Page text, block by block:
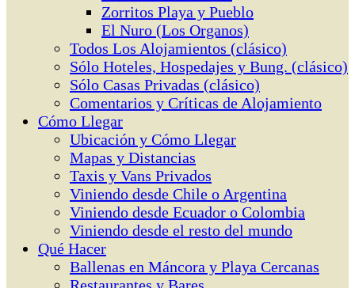
Zorritos Playa y Pueblo
El Nuro (Los Organos)
Todos Los Alojamientos (clásico)
Sólo Hoteles, Hospedajes y Bung. (clásico)
Sólo Casas Privadas (clásico)
Comentarios y Críticas de Alojamiento
Cómo Llegar
Ubicación y Cómo Llegar
Mapas y Distancias
Taxis y Vans Privados
Viniendo desde Chile o Argentina
Viniendo desde Ecuador o Colombia
Viniendo desde el resto del mundo
Qué Hacer
Ballenas en Máncora y Playa Cercanas